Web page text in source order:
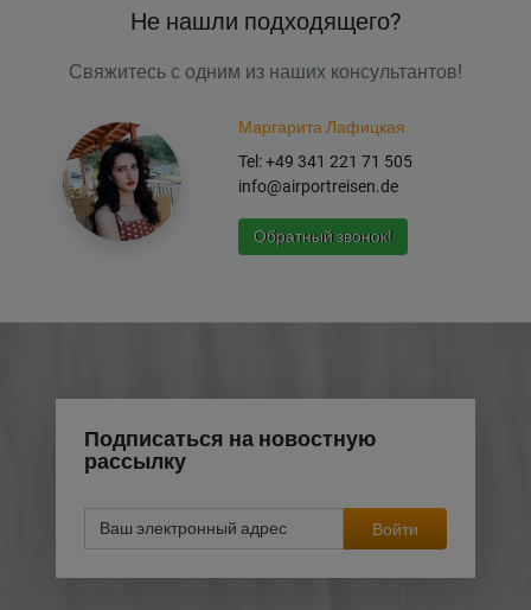
Не нашли подходящего?
Свяжитесь с одним из наших консультантов!
Маргарита Лафицкая
Tel: +49 341 221 71 505
info@airportreisen.de
Обратный звонок!
Подписаться на новостную
рассылку
Войти